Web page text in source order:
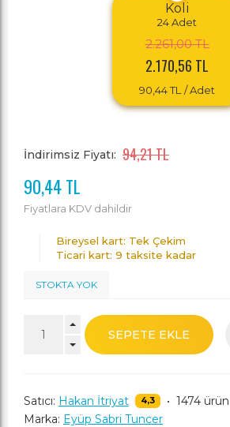
Koli
24Adet
2.261,00 TL
2.170,56 TL
90,44 TL / Adet
İndirimsiz Fiyatı: 94,21 TL
90,44 TL
Fiyatlara KDV dahildir
Bireysel kart: Tek Çekim
Ticari kart: 9 taksite kadar
STOKTA YOK
SEPETE EKLE
Satıcı: Hakan İtriyat 4,3 • 1474
Marka: Eyüp Sabri Tuncer